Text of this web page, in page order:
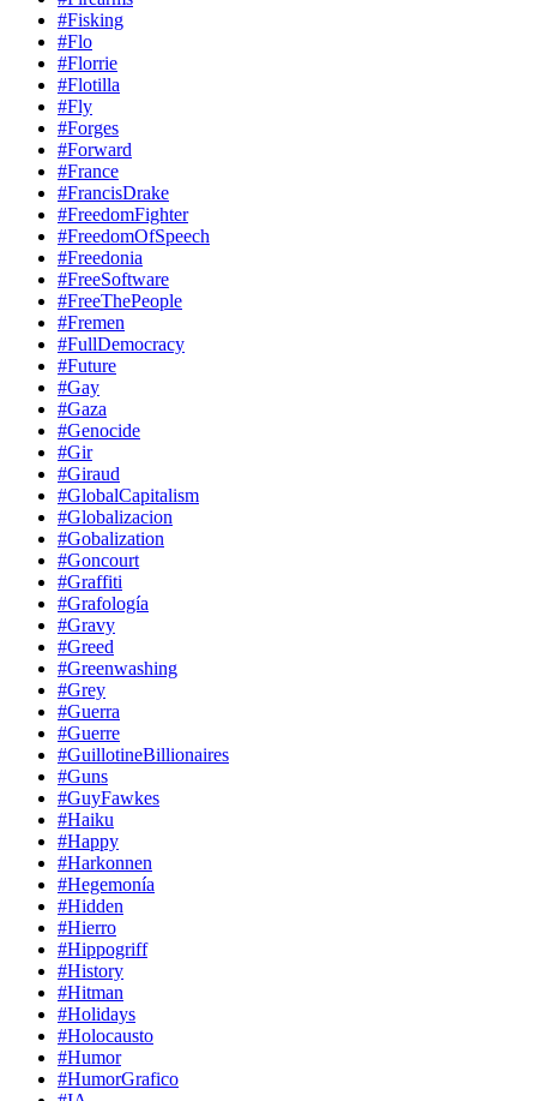
#Fisking
#Flo
#Florrie
#Flotilla
#Fly
#Forges
#Forward
#France
#FrancisDrake
#FreedomFighter
#FreedomOfSpeech
#Freedonia
#FreeSoftware
#FreeThePeople
#Fremen
#FullDemocracy
#Future
#Gay
#Gaza
#Genocide
#Gir
#Giraud
#GlobalCapitalism
#Globalizacion
#Gobalization
#Goncourt
#Graffiti
#Grafología
#Gravy
#Greed
#Greenwashing
#Grey
#Guerra
#Guerre
#GuillotineBillionaires
#Guns
#GuyFawkes
#Haiku
#Happy
#Harkonnen
#Hegemonía
#Hidden
#Hierro
#Hippogriff
#History
#Hitman
#Holidays
#Holocausto
#Humor
#HumorGrafico